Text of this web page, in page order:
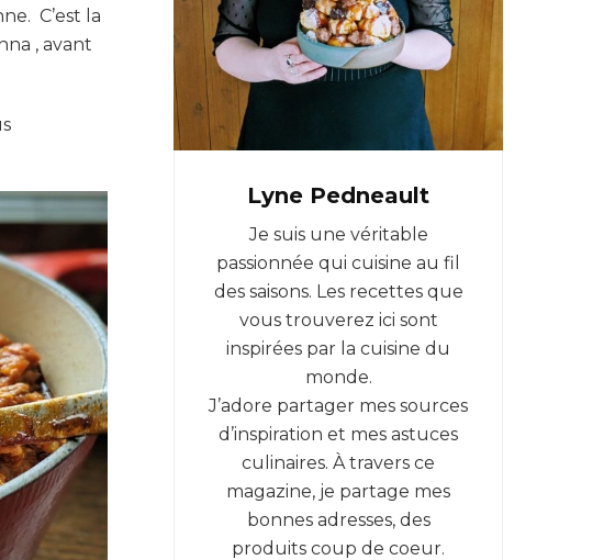
C’est la
, avant
Lyne Pedneault
Je suis une véritable
passionnée qui cuisine au fil
des saisons. Les recettes que
vous trouverez ici sont
inspirées par la cuisine du
monde.
J’adore partager mes sources
d’inspiration et mes astuces
culinaires. À travers ce
magazine, je partage mes
bonnes adresses, des
produits coup de coeur.